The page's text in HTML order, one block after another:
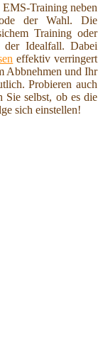
Training neben
der Wahl. Die
Training oder
der Idealfall. Dabei
effektiv verringert
Abbnehmen und Ihr
Probieren auch
Sie selbst, ob es die
sich einstellen!